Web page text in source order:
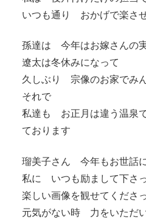
いつも通り おかげで楽さ
孫達は 今年はお嫁さんの
遼太は冬休みになって
久しぶり 宗像のお家でみ
それで
私達も お正月は違う温泉
ております
瑠美子さん 今年もお世話
私に いつも励まして下さ
楽しい画像を観せてくださ
元気がない時 力をいただ